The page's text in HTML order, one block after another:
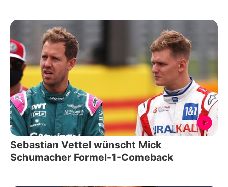
Sebastian Vettel wünscht Mick
Schumacher Formel-1-Comeback